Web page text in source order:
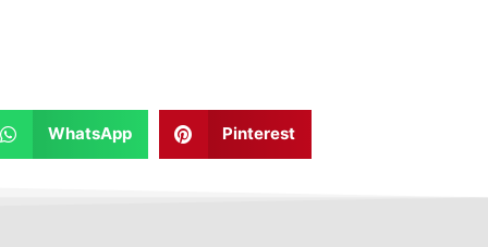
WhatsApp Pinterest